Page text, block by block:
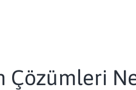
Çözümleri